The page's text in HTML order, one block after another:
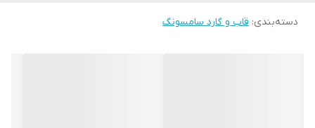
دسته‌بندی: قاب و گارد سامسونگ